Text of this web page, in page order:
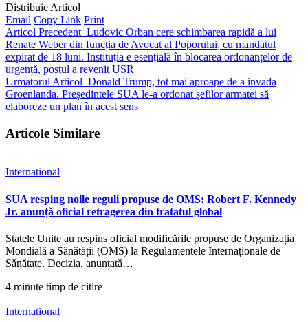
Distribuie Articol
Email Copy Link Print
Articol Precedent Ludovic Orban cere schimbarea rapidă a lui
Renate Weber din funcția de Avocat al Poporului, cu mandatul
expirat de 18 luni. Instituția e esențială în blocarea ordonanțelor de
urgență, postul a revenit USR
Urmatorul Articol Donald Trump, tot mai aproape de a invada
Groenlanda. Președintele SUA le-a ordonat șefilor armatei să
elaboreze un plan în acest sens
Articole Similare
International
SUA resping noile reguli propuse de OMS: Robert F. Kennedy
Jr. anunță oficial retragerea din tratatul global
Statele Unite au respins oficial modificările propuse de Organizația
Mondială a Sănătății (OMS) la Regulamentele Internaționale de
Sănătate. Decizia, anunțată…
4 minute timp de citire
International